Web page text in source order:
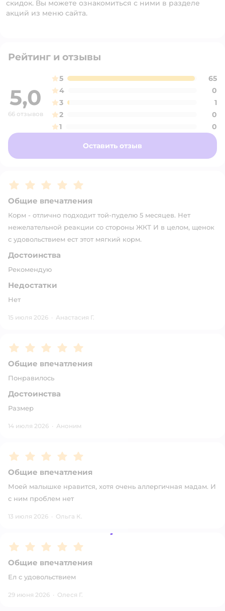
скидок. Вы можете ознакомиться с ними в разделе
акций из меню сайта.
Рейтинг и отзывы
5,0
66 отзывов
5
65
4
0
3
1
2
0
1
0
Оставить отзыв
Рейтинг:5
Общие впечатления
Корм - отлично подходит той-пуделю 5 месяцев. Нет
нежелательной реакции со стороны ЖКТ И в целом, щенок
с удовольствием ест этот мягкий корм.
Достоинства
Рекомендую
Недостатки
Нет
15 июля 2026 · Анастасия Г.
Рейтинг:5
Общие впечатления
Понравилось
Достоинства
Размер
14 июля 2026 · Аноним
Рейтинг:5
Общие впечатления
Моей малышке нравится, хотя очень аллергичная мадам. И
с ним проблем нет
13 июля 2026 · Ольга К.
Рейтинг:5
Общие впечатления
Ел с удовольствием
29 июня 2026 · Олеся Г.